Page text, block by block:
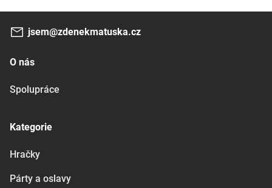
jsem@zdenekmatuska.cz
O nás
Spolupráce
Kategorie
Hračky
Párty a oslavy